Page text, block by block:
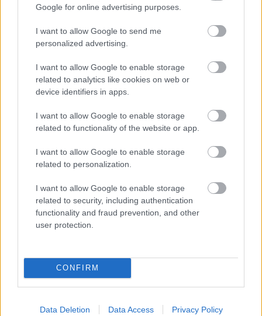
Google for online advertising purposes.
I want to allow Google to send me
personalized advertising.
I want to allow Google to enable storage
related to analytics like cookies on web or
device identifiers in apps.
I want to allow Google to enable storage
related to functionality of the website or app.
I want to allow Google to enable storage
related to personalization.
I want to allow Google to enable storage
related to security, including authentication
functionality and fraud prevention, and other
user protection.
CONFIRM
Data Deletion Data Access Privacy Policy
Nagy reményekkel érkezik Győrbe a Horváth
Rallye ASE
Kiválóan szerepeltek a Horvát Rallye ASE
párosai Oroszlányban
Hund Gábor - 2025. augusztus 28.